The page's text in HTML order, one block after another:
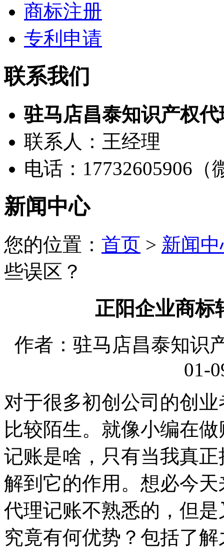
商标注册
专利申请
联系我们
驻马店昌泰知识产权
联系人：王经理
电话：17732605906（
新闻中心
您的位置： 首页 > 新闻
些误区？
正阳企业商标
作者：驻马店昌泰知识
01-
对于很多初创公司的创
比较陌生。就像小编在
记账是啥，只有当我真
解到它的作用。想必今
代理记账不熟悉的，但
究竟有何优势？包括了